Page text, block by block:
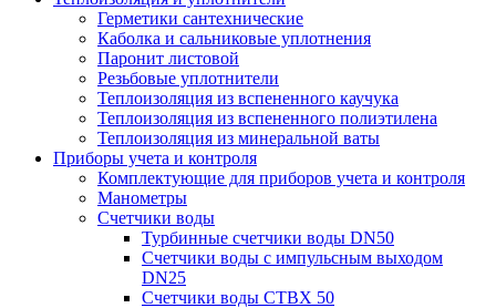
Герметики сантехнические
Каболка и сальниковые уплотнения
Паронит листовой
Резьбовые уплотнители
Теплоизоляция из вспененного каучука
Теплоизоляция из вспененного полиэтилена
Теплоизоляция из минеральной ваты
Приборы учета и контроля
Комплектующие для приборов учета и контроля
Манометры
Счетчики воды
Турбинные счетчики воды DN50
Счетчики воды с импульсным выходом
DN25
Счетчики воды СТВХ 50